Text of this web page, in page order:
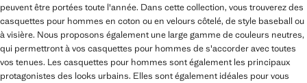
peuvent être portées toute l'année. Dans cette collection, vous trouverez des
casquettes pour hommes en coton ou en velours côtelé, de style baseball ou
à visière. Nous proposons également une large gamme de couleurs neutres,
qui permettront à vos casquettes pour hommes de s'accorder avec toutes
vos tenues. Les casquettes pour hommes sont également les principaux
protagonistes des looks urbains. Elles sont également idéales pour vous